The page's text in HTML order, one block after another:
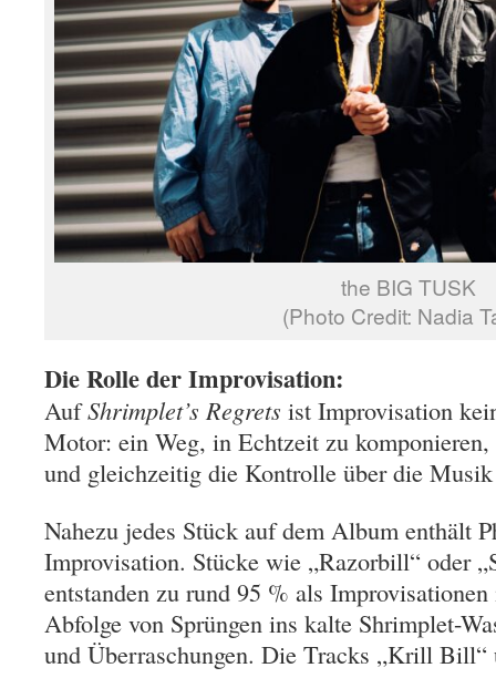
the BIG TUSK
(Photo Credit: Nadia
Die Rolle der Improvisation:
AufShrimplet’s Regrets ist Improvisation
Motor: ein Weg, in Echtzeit zu
und gleichzeitig die Kontrolle über die Musik
Nahezu jedes Stück auf dem Album enthält
Improvisation. Stücke wie „Razorbill“ oder
entstanden zu rund 95 % als
Abfolge von Sprüngen ins kalte Shrimplet-
und Überraschungen. Die Tracks „Krill Bill“